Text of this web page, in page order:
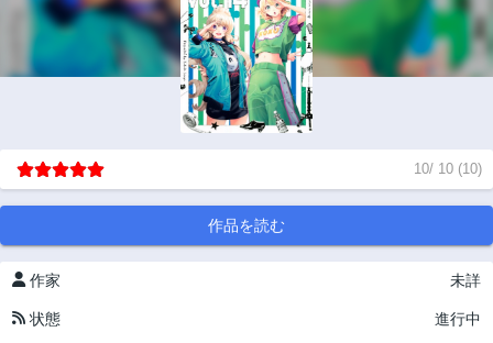
10/ 10 (10)
作品を読む
作家 未詳
状態 進行中